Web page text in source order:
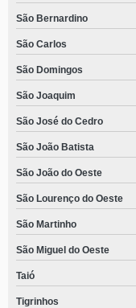
São Bernardino
São Carlos
São Domingos
São Joaquim
São José do Cedro
São João Batista
São João do Oeste
São Lourenço do Oeste
São Martinho
São Miguel do Oeste
Taió
Tigrinhos